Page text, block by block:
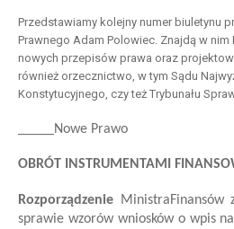
Przedstawiamy kolejny numer biuletynu
Prawnego Adam Polowiec. Znajdą w
nowych przepisów prawa oraz
również orzecznictwo, w tym Sądu
Konstytucyjnego, czy też Trybunału
_____Nowe Prawo
OBRÓT INSTRUMENTAMI
Rozporządzenie MinistraFinansów
sprawie wzorów wniosków o wpis